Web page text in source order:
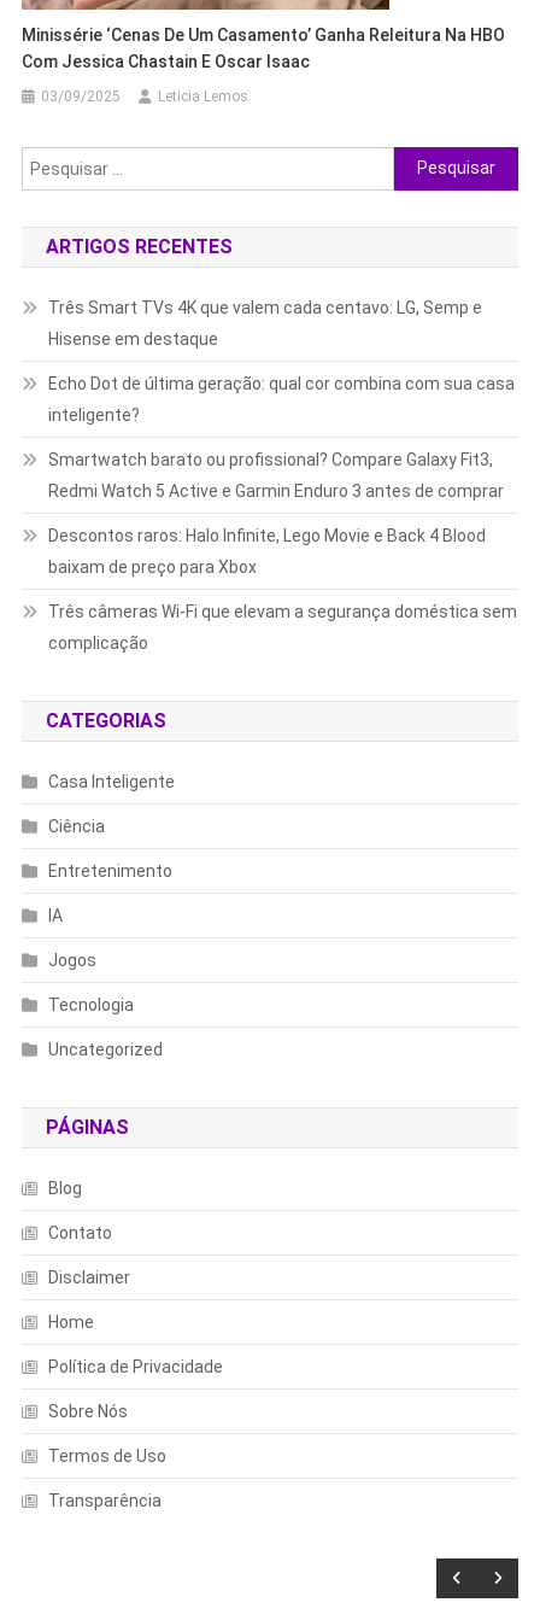
Minissérie ‘Cenas De Um Casamento’ Ganha Releitura Na HBO
Com Jessica Chastain E Oscar Isaac
03/09/2025 Leticia Lemos
Pesquisar
por:
ARTIGOS RECENTES
Três Smart TVs 4K que valem cada centavo: LG, Semp e
Hisense em destaque
Echo Dot de última geração: qual cor combina com sua casa
inteligente?
Smartwatch barato ou profissional? Compare Galaxy Fit3,
Redmi Watch 5 Active e Garmin Enduro 3 antes de comprar
Descontos raros: Halo Infinite, Lego Movie e Back 4 Blood
baixam de preço para Xbox
Três câmeras Wi-Fi que elevam a segurança doméstica sem
complicação
CATEGORIAS
Casa Inteligente
Ciência
Entretenimento
IA
Jogos
Tecnologia
Uncategorized
PÁGINAS
Blog
Contato
Disclaimer
Home
Política de Privacidade
Sobre Nós
Termos de Uso
Transparência